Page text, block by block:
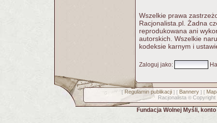
Wszelkie prawa
Racjonalista.pl. Żadna
reprodukowana ani
autorskich. Wszelkie
kodeksie karnym i
Zaloguj jako:
[ Regulamin publikacji] [ Bannery] [
Racjonalista © Copyright
Fundacja Wolnej Myśli,